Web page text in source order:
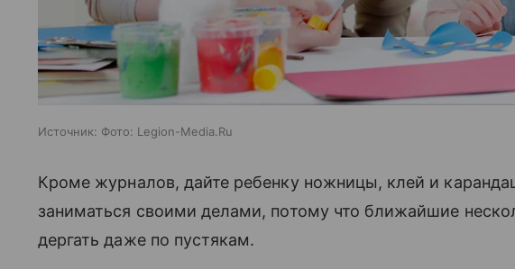
Источник: Фото: Legion-Media.Ru
Кроме журналов, дайте ребенку ножницы, клей и
заниматься своими делами, потому что ближайшие
дергать даже по пустякам.